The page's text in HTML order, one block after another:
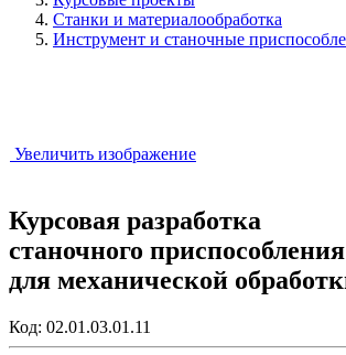
Станки и материалообработка
Инструмент и станочные
Увеличить изображение
Курсовая разработка
станочного приспособления
для механической
Код: 02.01.03.01.11